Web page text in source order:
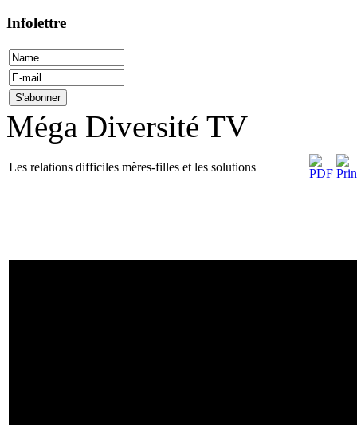
Infolettre
Méga Diversité TV
Les relations difficiles mères-filles et les solutions